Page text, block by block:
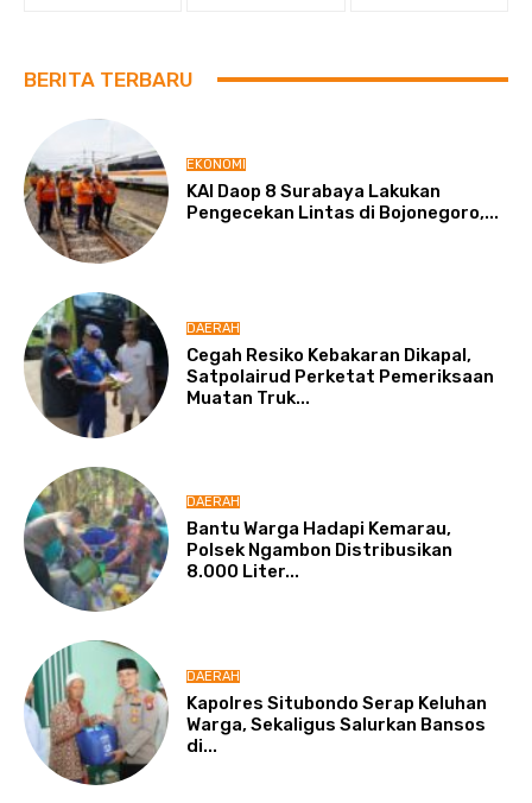
BERITA TERBARU
EKONOMI
KAI Daop 8 Surabaya Lakukan
Pengecekan Lintas di Bojonegoro,...
DAERAH
Cegah Resiko Kebakaran Dikapal,
Satpolairud Perketat Pemeriksaan
Muatan Truk...
DAERAH
Bantu Warga Hadapi Kemarau,
Polsek Ngambon Distribusikan
8.000 Liter...
DAERAH
Kapolres Situbondo Serap Keluhan
Warga, Sekaligus Salurkan Bansos
di...